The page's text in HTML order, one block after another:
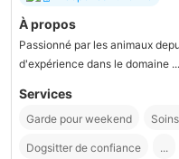
À propos
Passionné par les animaux
d'expérience dans le domaine ...
Services
Garde pour weekend
Dogsitter de confiance ...